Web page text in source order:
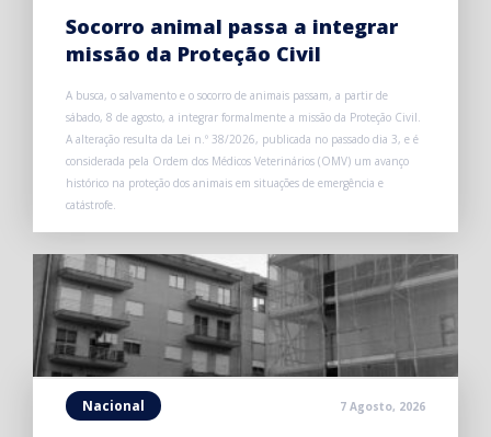
Socorro animal passa a integrar
missão da Proteção Civil
A busca, o salvamento e o socorro de animais passam, a partir de
sábado, 8 de agosto, a integrar formalmente a missão da Proteção Civil.
A alteração resulta da Lei n.º 38/2026, publicada no passado dia 3, e é
considerada pela Ordem dos Médicos Veterinários (OMV) um avanço
histórico na proteção dos animais em situações de emergência e
catástrofe.
Nacional 7 Agosto, 2026